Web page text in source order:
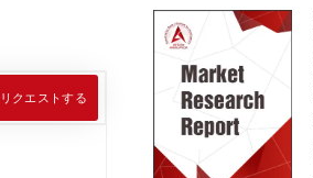
クエストする